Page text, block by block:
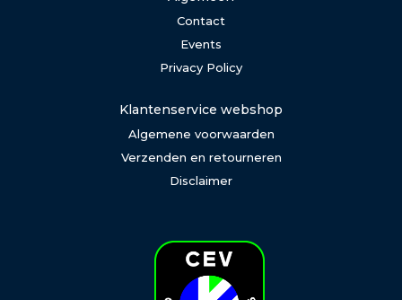
Contact
Events
Privacy Policy
Klantenservice webshop
Algemene voorwaarden
Verzenden en retourneren
Disclaimer